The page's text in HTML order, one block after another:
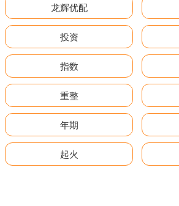
龙辉优配
投资
指数
重整
年期
起火